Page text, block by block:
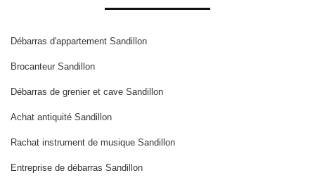
Débarras d'appartement Sandillon
Brocanteur Sandillon
Débarras de grenier et cave Sandillon
Achat antiquité Sandillon
Rachat instrument de musique Sandillon
Entreprise de débarras Sandillon